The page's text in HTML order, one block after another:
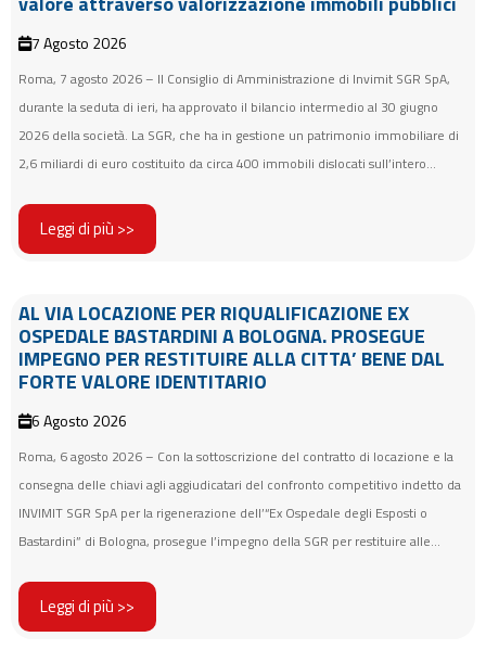
7 Agosto 2026
Roma, 7 agosto 2026 – Il Consiglio di Amministrazione di Invimit SGR SpA,
durante la seduta di ieri, ha approvato il bilancio intermedio al 30 giugno
2026 della società. La SGR, che ha in gestione un patrimonio immobiliare di
2,6 miliardi di euro costituito da circa 400 immobili dislocati sull’intero...
Leggi di più >>
AL VIA LOCAZIONE PER RIQUALIFICAZIONE EX
OSPEDALE BASTARDINI A BOLOGNA. PROSEGUE
IMPEGNO PER RESTITUIRE ALLA CITTA’ BENE DAL
FORTE VALORE IDENTITARIO
6 Agosto 2026
Roma, 6 agosto 2026 – Con la sottoscrizione del contratto di locazione e la
consegna delle chiavi agli aggiudicatari del confronto competitivo indetto da
INVIMIT SGR SpA per la rigenerazione dell’“Ex Ospedale degli Esposti o
Bastardini” di Bologna, prosegue l’impegno della SGR per restituire alle...
Leggi di più >>